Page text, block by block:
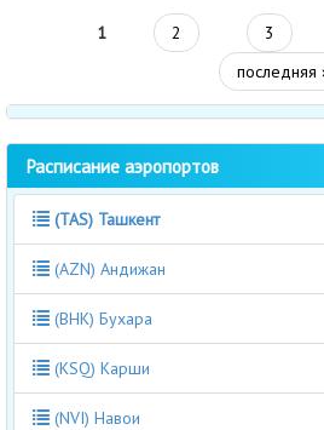
1 2 3
последняя
Расписание аэропортов
(TAS) Ташкент
(AZN) Андижан
(BHK) Бухара
(KSQ) Карши
(NVI) Навои